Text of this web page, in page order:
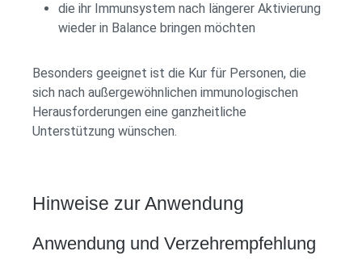
die ihr Immunsystem nach längerer Aktivierung
wieder in Balance bringen möchten
Besonders geeignet ist die Kur für Personen, die
sich nach außergewöhnlichen immunologischen
Herausforderungen eine ganzheitliche
Unterstützung wünschen.
Hinweise zur Anwendung
Anwendung und Verzehrempfehlung